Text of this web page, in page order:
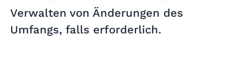
Verwalten von Änderungen des
Umfangs, falls erforderlich.